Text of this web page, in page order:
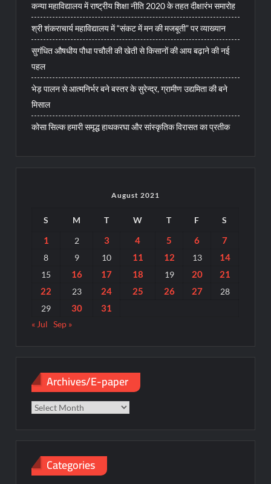
कन्या महाविद्यालय में राष्ट्रीय शिक्षा नीति 2020 के तहत दीक्षारंभ समारोह
श्री शंकराचार्य महाविद्यालय में “संकट में मन की मजबूती” पर व्याख्यान
सुगंधित औषधीय पौधा पचौली की खेती से किसानों की आय बढ़ाने की नई
पहल
भेड़ पालन से आत्मनिर्भर बने बस्तर के सुरेन्द्र, ग्रामीण उद्यमिता की बने
मिसाल
कोसा सिल्क हमारी समृद्ध हाथकरघा और सांस्कृतिक विरासत का प्रतीक
August 2021
S M T W T F S
1 2 3 4 5 6 7
8 9 10 11 12 13 14
15 16 17 18 19 20
21
22
23 24 25 26 27
28
29
30 31
« Jul Sep »
Archives/E-paper
Categories